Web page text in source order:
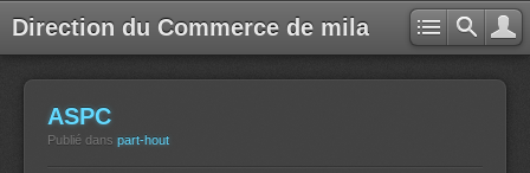
Direction du Commerce de mila
ASPC
Publié dans part-hout